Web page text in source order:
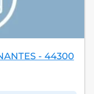
- 44300